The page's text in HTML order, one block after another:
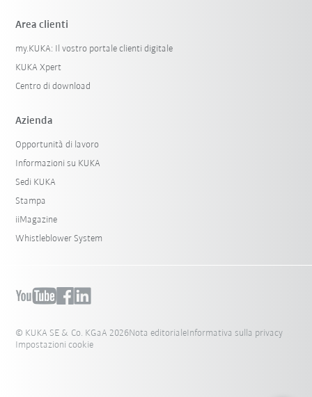
Area clienti
my.KUKA: Il vostro portale clienti digitale
KUKA Xpert
Centro di download
Azienda
Opportunità di lavoro
Informazioni su KUKA
Sedi KUKA
Stampa
iiMagazine
Whistleblower System
© KUKA SE & Co. KGaA 2026Nota editorialeInformativa sulla privacy
Impostazioni cookie